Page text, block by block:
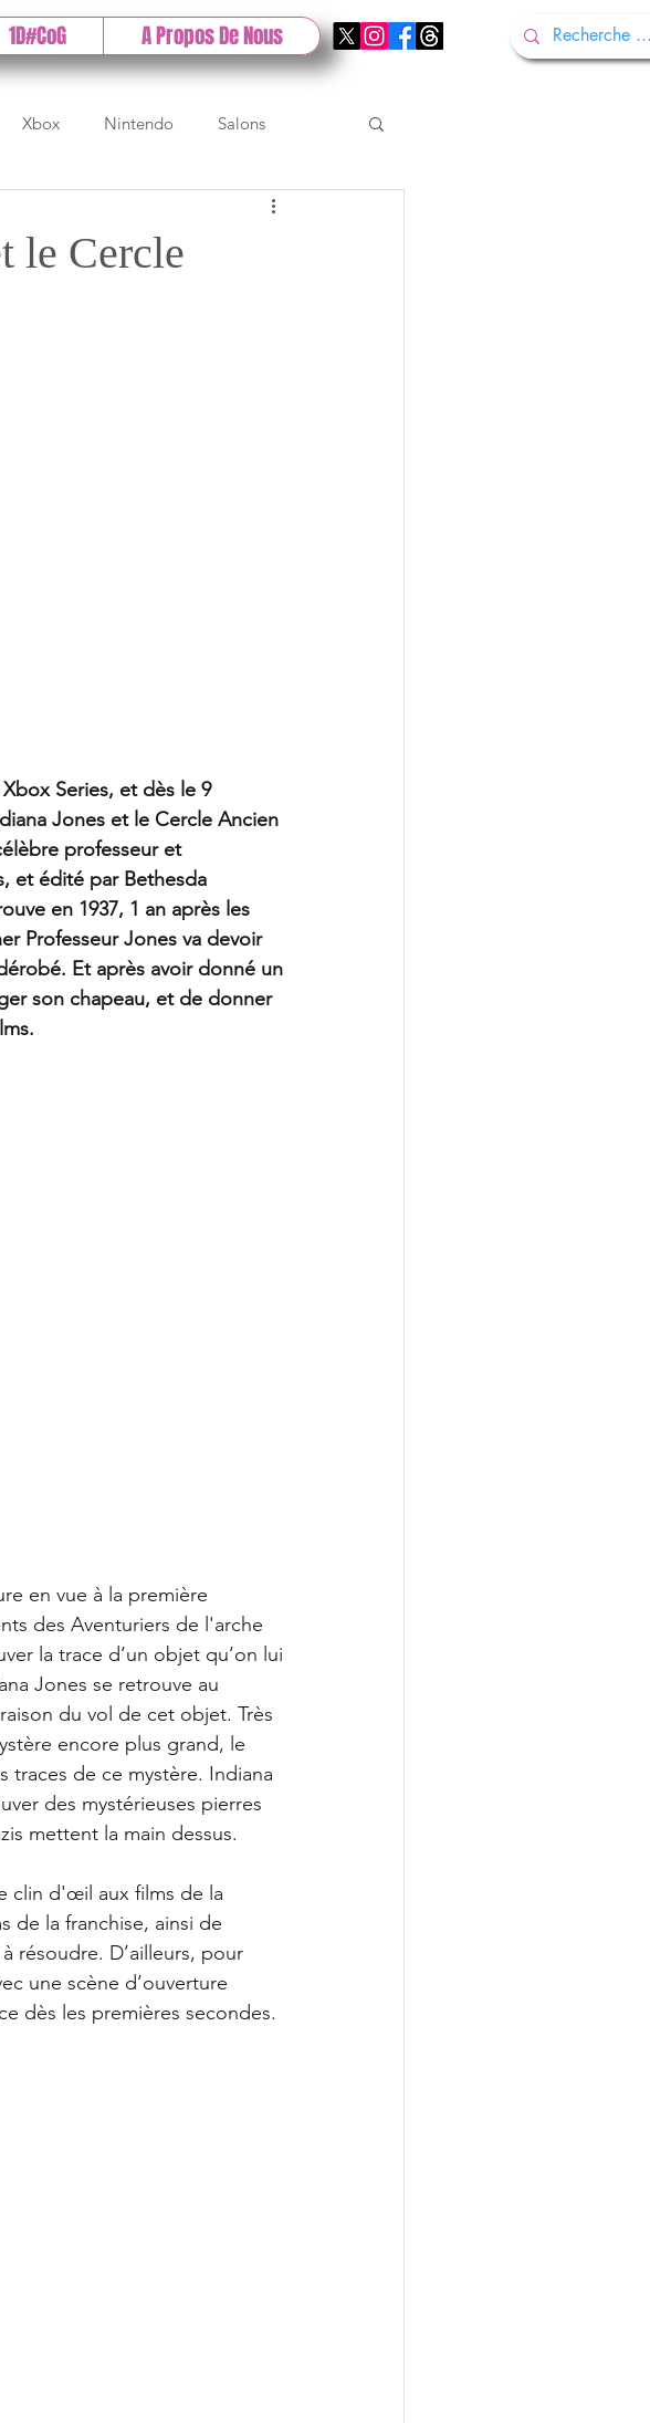
1D#CoG A Propos De Nous
Xbox Nintendo Salons
Gamescom
le Cercle
Series, et dès le 9
Jones et le Cercle Ancien
professeur et
et édité par Bethesda
en 1937, 1 an après les
Professeur Jones va devoir
Et après avoir donné un
son chapeau, et de donner
en vue à la première
des Aventuriers de l'arche
la trace d’un objet qu’on lui
Jones se retrouve au
du vol de cet objet. Très
encore plus grand, le
traces de ce mystère. Indiana
des mystérieuses pierres
mettent la main dessus.
clin d'œil aux films de la
de la franchise, ainsi de
résoudre. D’ailleurs, pour
une scène d’ouverture
dès les premières secondes.